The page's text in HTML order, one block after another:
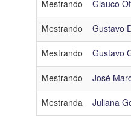
Mestrando Glauco
Mestrando Gustavo
Mestrando Gustavo
Mestrando José
Mestranda Juliana